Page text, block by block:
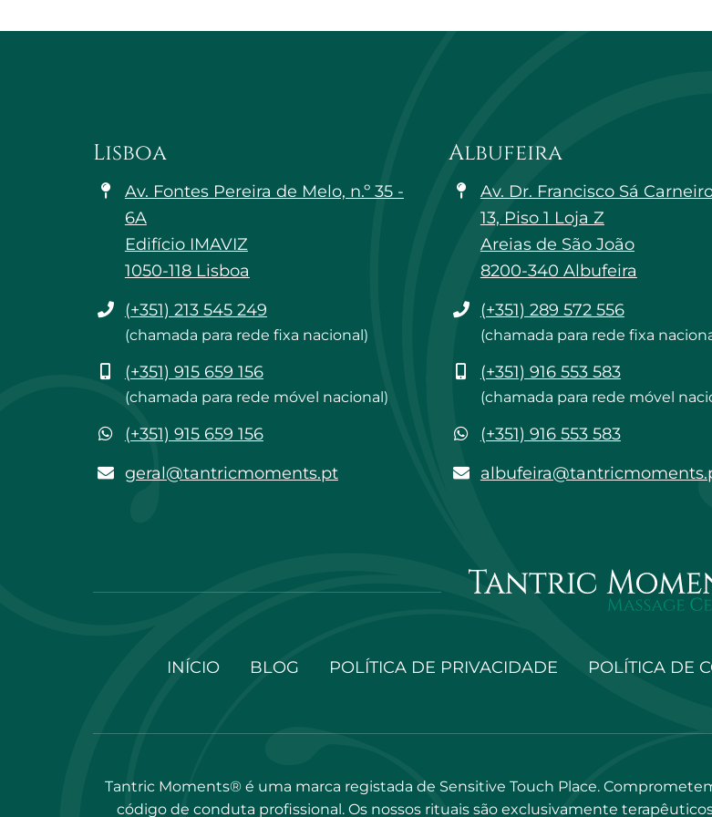
Lisboa
Av. Fontes Pereira de Melo, n.º 35 -
6A
Edifício IMAVIZ
1050-118 Lisboa
Telefone
(+351) 213 545 249
(chamada para rede fixa nacional)
Telemóvel
(+351) 915 659 156
(chamada para rede móvel nacional)
WhatsApp
(+351) 915 659 156
geral@tantricmoments.pt
geral@tantricmoments.pt
Albufeira
Av. Dr. Francisco Sá
13, Piso 1 Loja Z
Areias de São João
8200-340 Albufeira
Telefone
(+351) 289 572 556
(chamada para rede fixa
Telemóvel
(+351) 916 553 583
(chamada para rede móvel
WhatsApp
(+351) 916 553 583
INÍCIO BLOG POLÍTICA DE PRIVACIDADE POLÍTICA DE
Tantric Moments® é uma marca registada de Sensitive Touch Place.
código de conduta profissional. Os nossos rituais são exclusivamente